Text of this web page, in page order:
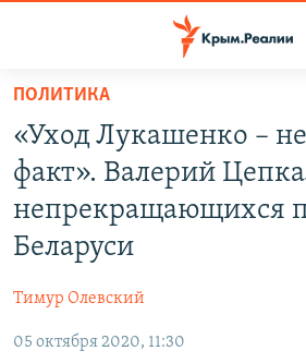
Вернуться
основному
содержанию
Вернутся
главной
Вернутся
СПЕЦПРОЕКТЫ
ВОДА
ИСТОРИЯ
ИНТЕРАКТИВ
ИНФОГРАФИКА
РАДІО СВОБОДА
КАК ОБОЙТИ БЛОКИРОВКУ
ПОЛИТИКА
«Уход Лукашенко –
факт». Валерий
непрекращающихся
Беларуси
Тимур Олевский
05 октября 2020, 11:30